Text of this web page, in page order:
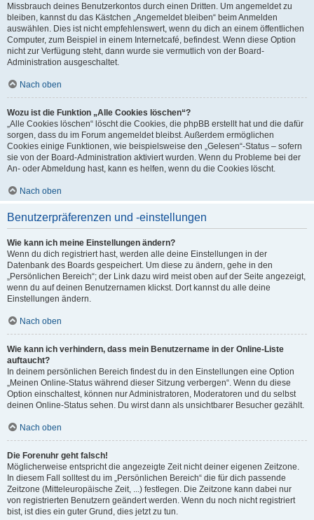
Missbrauch deines Benutzerkontos durch einen Dritten. Um angemeldet zu
bleiben, kannst du das Kästchen „Angemeldet bleiben“ beim Anmelden
auswählen. Dies ist nicht empfehlenswert, wenn du dich an einem öffentlichen
Computer, zum Beispiel in einem Internetcafé, befindest. Wenn diese Option
nicht zur Verfügung steht, dann wurde sie vermutlich von der Board-
Administration ausgeschaltet.
Nach oben
Wozu ist die Funktion „Alle Cookies löschen“?
„Alle Cookies löschen“ löscht die Cookies, die phpBB erstellt hat und die dafür
sorgen, dass du im Forum angemeldet bleibst. Außerdem ermöglichen
Cookies einige Funktionen, wie beispielsweise den „Gelesen“-Status – sofern
sie von der Board-Administration aktiviert wurden. Wenn du Probleme bei der
An- oder Abmeldung hast, kann es helfen, wenn du die Cookies löscht.
Nach oben
Benutzerpräferenzen und -einstellungen
Wie kann ich meine Einstellungen ändern?
Wenn du dich registriert hast, werden alle deine Einstellungen in der
Datenbank des Boards gespeichert. Um diese zu ändern, gehe in den
„Persönlichen Bereich“; der Link dazu wird meist oben auf der Seite angezeigt,
wenn du auf deinen Benutzernamen klickst. Dort kannst du alle deine
Einstellungen ändern.
Nach oben
Wie kann ich verhindern, dass mein Benutzername in der Online-Liste
auftaucht?
In deinem persönlichen Bereich findest du in den Einstellungen eine Option
„Meinen Online-Status während dieser Sitzung verbergen“. Wenn du diese
Option einschaltest, können nur Administratoren, Moderatoren und du selbst
deinen Online-Status sehen. Du wirst dann als unsichtbarer Besucher gezählt.
Nach oben
Die Forenuhr geht falsch!
Möglicherweise entspricht die angezeigte Zeit nicht deiner eigenen Zeitzone.
In diesem Fall solltest du im „Persönlichen Bereich“ die für dich passende
Zeitzone (Mitteleuropäische Zeit, ...) festlegen. Die Zeitzone kann dabei nur
von registrierten Benutzern geändert werden. Wenn du noch nicht registriert
bist, ist dies ein guter Grund, dies jetzt zu tun.